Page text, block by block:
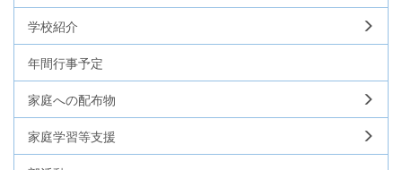
学校紹介
年間行事予定
家庭への配布物
家庭学習等支援